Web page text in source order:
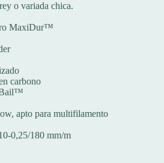
o variada chica.
MaxiDur™
carbono
apto para multifilamento
0,25/180 mm/m